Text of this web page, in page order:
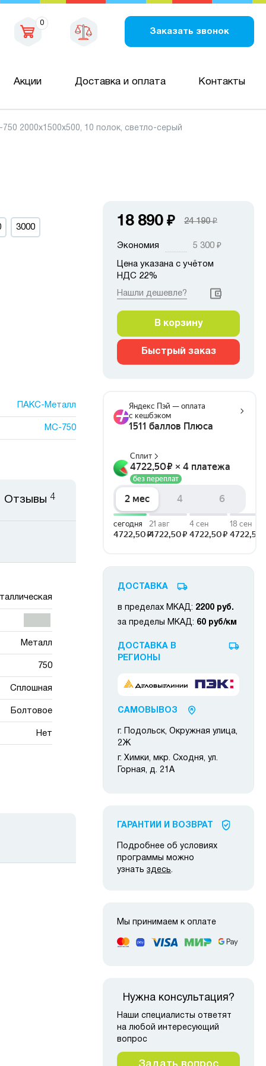
0
Заказать звонок
Акции Доставка и оплата Контакты
2000х1500х500, 10 полок, светло-серый
3000
ПАКС-Металл
МС-750
Металл
750
Сплошная
Болтовое
Нет
Отзывы 4
в наличии
18 890 ₽ 24 190₽
Экономия 5 300 ₽
Цена указана с учётом
НДС 22%
Нашли дешевле?
В корзину
Быстрый заказ
ДОСТАВКА
в пределах МКАД: 2200 руб.
за пределы МКАД: 60 руб/км
ДОСТАВКА В
РЕГИОНЫ
САМОВЫВОЗ
г. Подольск, Окружная улица,
2Ж
г. Химки, мкр. Сходня, ул.
Горная, д. 21А
ГАРАНТИИ И ВОЗВРАТ
Подробнее об условиях
программы можно
узнать здесь.
Мы принимаем к оплате
Нужна консультация?
Наши специалисты ответят
на любой интересующий
вопрос